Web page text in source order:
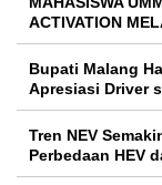
ACTIVATION
Bupati Malang
Apresiasi Driver
Tren NEV
Perbedaan HEV